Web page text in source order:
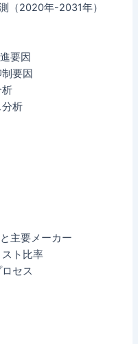
（2020年-2031年）
要因
要因
析
析
主要メーカー
ト比率
セス